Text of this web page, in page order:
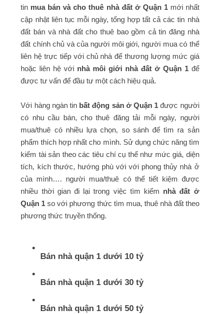
tin mua bán và cho thuê nhà đất ở Quận 1mới nhất
cập nhật liên tục mỗi ngày, tổng hợp tất cả các tin nhà
đất bán và nhà đất cho thuê bao gồm cả tin đăng nhà
đất chính chủ và của người môi giới, người mua có thể
liên hệ trực tiếp với chủ nhà để thương lượng mức giá
hoặc liên hệ với nhà môi giới nhà đất ở Quận 1để
được tư vấn để đầu tư một cách hiệu quả.
Với hàng ngàn tin bất động sản ở Quận 1 được người
có nhu cầu bán, cho thuê đăng tải mỗi ngày, người
mua/thuê có nhiều lựa chọn, so sánh để tìm ra sản
phẩm thích hợp nhất cho mình. Sử dụng chức năng tìm
kiếm tài sản theo các tiêu chí cụ thể như mức giá, diện
tích, kích thước, hướng phù với với phong thủy nhà ở
của mình…. người mua/thuê có thể tiết kiệm được
nhiều thời gian đi lại trong việc tìm kiếm nhà đất ở
Quận 1 so với phương thức tìm mua, thuê nhà đất theo
phương thức truyền thống.
Bán nhà quận 1 dưới 10 tỷ
Bán nhà quận 1 dưới 30 tỷ
Bán nhà quận 1 dưới 50 tỷ